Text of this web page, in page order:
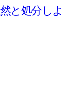
と処分しよ